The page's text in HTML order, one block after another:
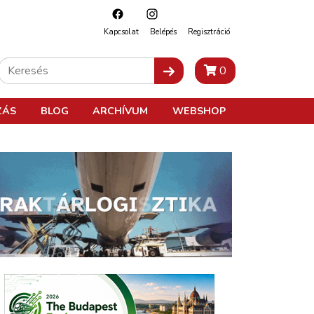
Kapcsolat Belépés Regisztráció
0
BLOG ARCHÍVUM WEBSHOP